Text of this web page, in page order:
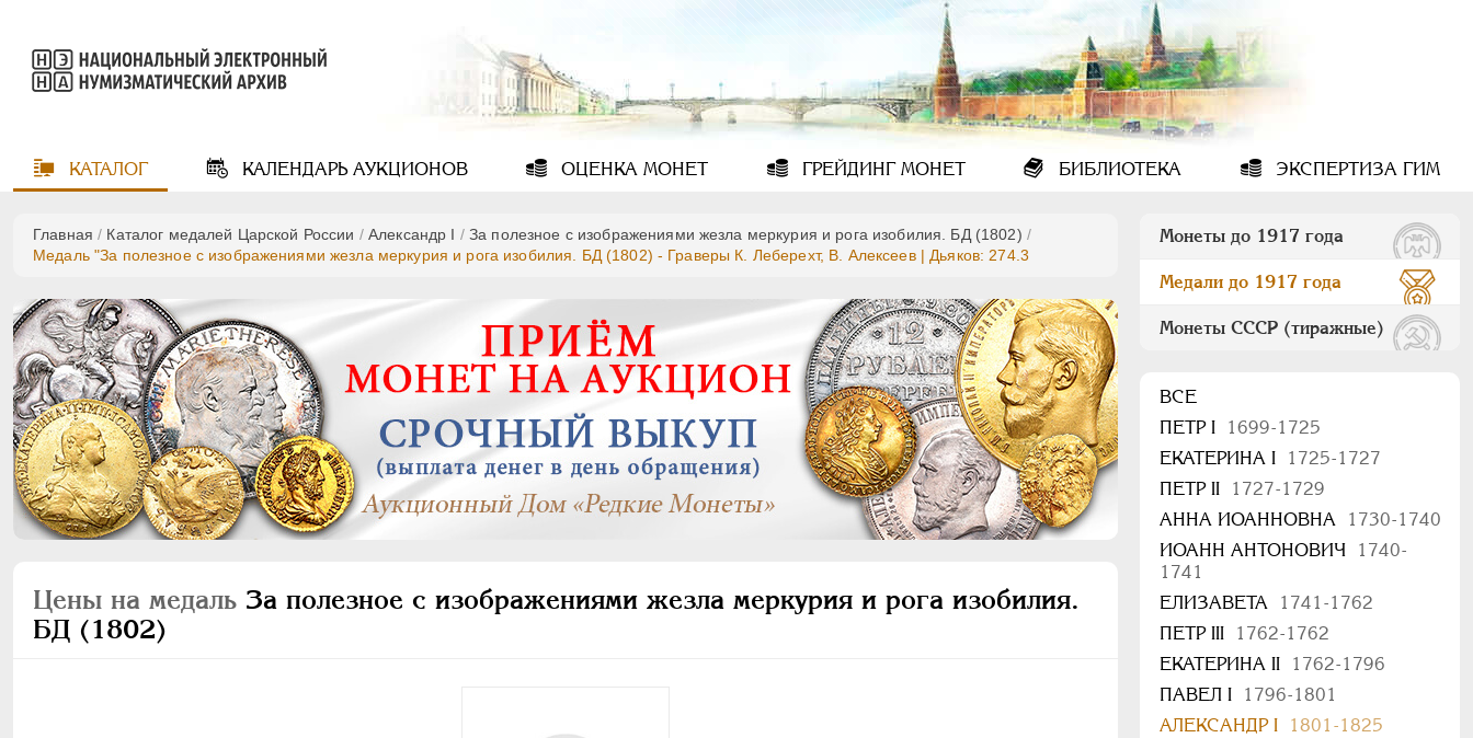
КАТАЛОГ КАЛЕНДАРЬАУКЦИОНОВ ОЦЕНКА МОНЕТ ГРЕЙДИНГМОНЕТ БИБЛИОТЕКА ЭКСПЕРТИЗА ГИМ
Главная / Каталог медалей Царской России /Александр I / За полезное с изображениями жезла меркурия и рога изобилия. БД (1802) /
Медаль "За полезное с изображениями жезла меркурия и рога изобилия. БД (1802) - Граверы К. Леберехт, В. Алексеев | Дьяков: 274.3
Цены на медаль За полезное с изображениями жезла меркурия и рога изобилия.
БД (1802)
Монеты до 1917 года
Медали до 1917 года
Монеты СССР (тиражные)
ВСЕ
ПEТР I
1699-1725
ЕКАТЕРИНА I
1725-1727
ПЕТР II
1727-1729
АННА ИОАННОВНА
1730-1740
ИОАНН АНТОНОВИЧ
1740-
1741
ЕЛИЗАВЕТА
1741-1762
ПЕТР III
1762-1762
ЕКАТЕРИНА II
1762-1796
ПАВЕЛ I
1796-1801
АЛЕКСАНДР I
1801-1825